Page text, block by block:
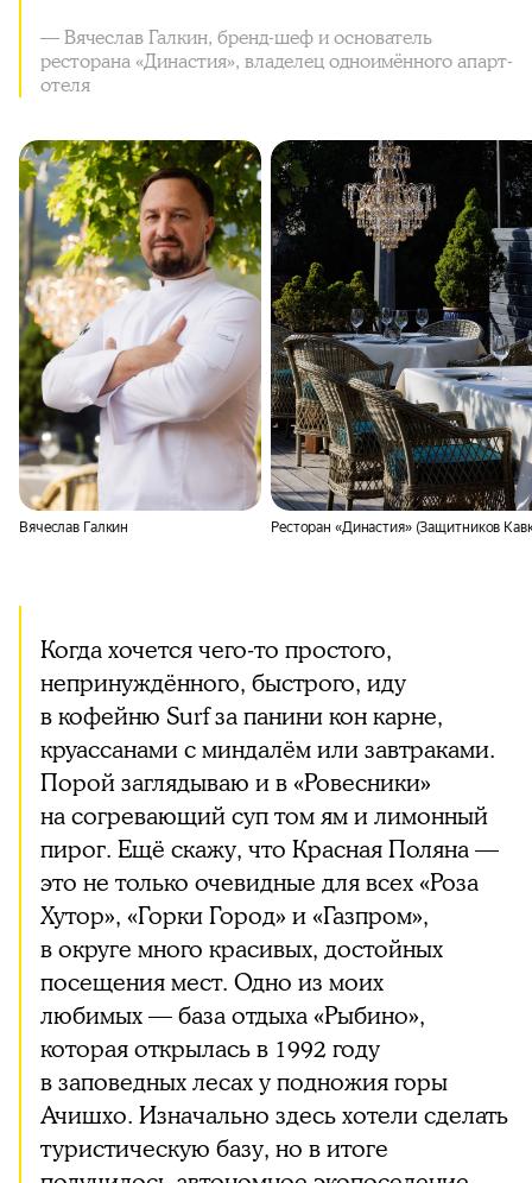
— Вячеслав Галкин, бренд-шеф и основатель
ресторана «Династия», владелец одноимённого апарт-
отеля
Вячеслав Галкин Ресторан «Династия» (Защитников
Когда хочется чего-то простого,
непринуждённого, быстрого, иду
в кофейню Surf за панини кон карне,
круассанами с миндалём или завтраками.
Порой заглядываю и в «Ровесники»
на согревающий суп том ям и лимонный
пирог. Ещё скажу, что Красная Поляна —
это не только очевидные для всех «Роза
Хутор», «Горки Город» и «Газпром»,
в округе много красивых, достойных
посещения мест. Одно из моих
любимых — база отдыха «Рыбино»,
которая открылась в 1992 году
в заповедных лесах у подножия горы
Ачишхо. Изначально здесь хотели сделать
туристическую базу, но в итоге